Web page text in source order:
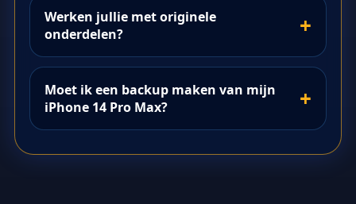
Werken jullie met originele
onderdelen?
Moet ik een backup maken van mijn
iPhone 14 Pro Max?